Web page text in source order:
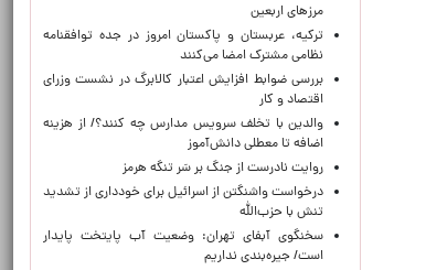
مرزهای اربعین
ترکیه، عربستان و پاکستان امروز در جده توافقنامه
نظامی مشترک امضا می‌کنند
بررسی ضوابط افزایش اعتبار کالابرگ در نشست وزرای
اقتصاد و کار
والدین با تخلف سرویس مدارس چه کنند؟/ از هزینه
اضافه تا معطلی دانش‌آموز
روایت نادرست از جنگ بر سَر تنگه هرمز
درخواست واشنگتن از اسرائیل برای خودداری از تشدید
تنش با حزب‌الله
سخنگوی آبفای تهران: وضعیت آب پایتخت پایدار
است/ جیره‌بندی نداریم